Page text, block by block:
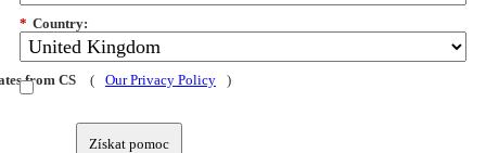
* Country:
from CS ( Our Privacy Policy )
Získat pomoc